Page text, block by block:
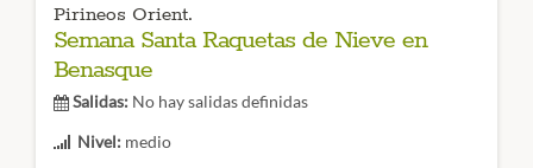
Pirineos Orient.
Semana Santa Raquetas de Nieve en
Benasque
Salidas: No hay salidas definidas
Nivel: medio